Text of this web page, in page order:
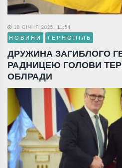
18 СІЧНЯ 2025, 11:54
НОВИНИ ТЕРНОПІЛЬ
ДРУЖИНА ЗАГИБЛОГО
РАДНИЦЕЮ ГОЛОВИ
ОБЛРАДИ